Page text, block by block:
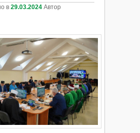
в 29.03.2024 Автор